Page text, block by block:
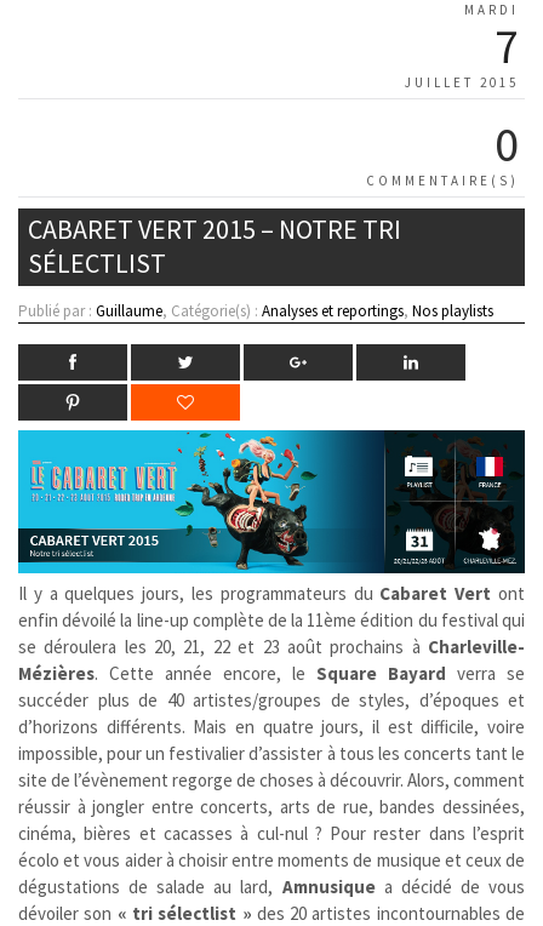
MARDI
7
JUILLET 2015
0
COMMENTAIRE(S)
CABARET VERT 2015 – NOTRE TRI
SÉLECTLIST
Publié par : Guillaume, Catégorie(s) : Analyses et reportings, Nos playlists
Il y a quelques jours, les programmateurs du Cabaret Vert ont
enfin dévoilé la line-up complète de la 11ème édition du festival qui
se déroulera les 20, 21, 22 et 23 août prochains à Charleville-
Mézières. Cette année encore, le Square Bayard verra se
succéder plus de 40 artistes/groupes de styles, d’époques et
d’horizons différents. Mais en quatre jours, il est difficile, voire
impossible, pour un festivalier d’assister à tous les concerts tant le
site de l’évènement regorge de choses à découvrir. Alors, comment
réussir à jongler entre concerts, arts de rue, bandes dessinées,
cinéma, bières et cacasses à cul-nul ? Pour rester dans l’esprit
écolo et vous aider à choisir entre moments de musique et ceux de
dégustations de salade au lard, Amnusiquea décidé de vous
dévoiler son « tri sélectlist » des 20 artistes incontournables de